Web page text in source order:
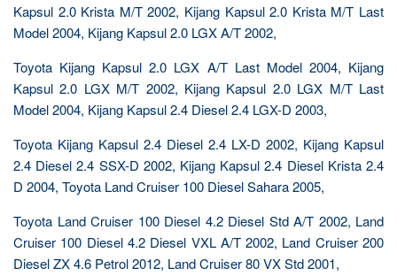
Kapsul 2.0 Krista M/T 2002, Kijang Kapsul 2.0 Krista M/T Last
Model 2004, Kijang Kapsul 2.0 LGX A/T 2002,
Toyota Kijang Kapsul 2.0 LGX A/T Last Model 2004, Kijang
Kapsul 2.0 LGX M/T 2002, Kijang Kapsul 2.0 LGX M/T Last
Model 2004, Kijang Kapsul 2.4 Diesel 2.4 LGX-D 2003,
Toyota Kijang Kapsul 2.4 Diesel 2.4 LX-D 2002, Kijang Kapsul
2.4 Diesel 2.4 SSX-D 2002, Kijang Kapsul 2.4 Diesel Krista 2.4
D 2004, Toyota Land Cruiser 100 Diesel Sahara 2005,
Toyota Land Cruiser 100 Diesel 4.2 Diesel Std A/T 2002, Land
Cruiser 100 Diesel 4.2 Diesel VXL A/T 2002, Land Cruiser 200
Diesel ZX 4.6 Petrol 2012, Land Cruiser 80 VX Std 2001,